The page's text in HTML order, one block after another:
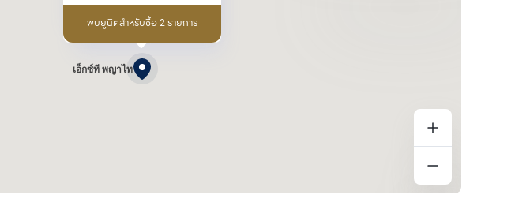
เอ็กซ์ที พญาไท
พบยูนิตสำหรับซื้อ 2 รายการ